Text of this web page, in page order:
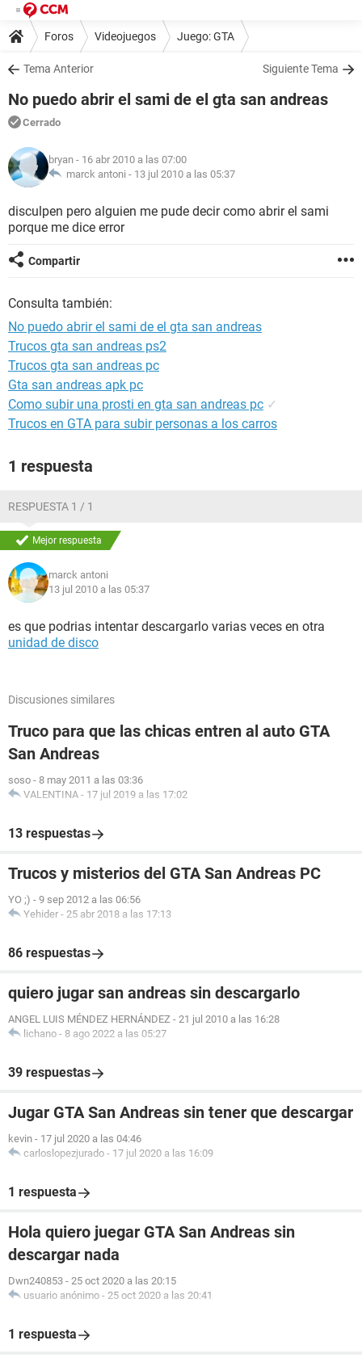
Foros Videojuegos Juego: GTA
Tema Anterior Siguiente Tema
No puedo abrir el sami de el gta san andreas
Cerrado
bryan - 16 abr 2010 a las 07:00
marck antoni - 13 jul 2010 a las 05:37
disculpen pero alguien me pude decir como abrir el sami
porque me dice error
Compartir
Consulta también:
No puedo abrir el sami de el gta san andreas
Trucos gta san andreas ps2
Trucos gta san andreas pc
Gta san andreas apk pc
Como subir una prosti en gta san andreas pc ✓
Trucos en GTA para subir personas a los carros
1 respuesta
RESPUESTA 1 / 1
Mejor respuesta
marck antoni
13 jul 2010 a las 05:37
es que podrias intentar descargarlo varias veces en otra
unidad de disco
Discusiones similares
Truco para que las chicas entren al auto GTA
San Andreas
soso - 8 may 2011 a las 03:36
VALENTINA - 17 jul 2019 a las 17:02
13 respuestas
Trucos y misterios del GTA San Andreas PC
YO ;) - 9 sep 2012 a las 06:56
Yehider - 25 abr 2018 a las 17:13
86 respuestas
quiero jugar san andreas sin descargarlo
ANGEL LUIS MÉNDEZ HERNÁNDEZ - 21 jul 2010 a las 16:28
lichano - 8 ago 2022 a las 05:27
39 respuestas
Jugar GTA San Andreas sin tener que descargar
kevin - 17 jul 2020 a las 04:46
carloslopezjurado - 17 jul 2020 a las 16:09
1 respuesta
Hola quiero juegar GTA San Andreas sin
descargar nada
Dwn240853 - 25 oct 2020 a las 20:15
usuario anónimo - 25 oct 2020 a las 20:41
1 respuesta